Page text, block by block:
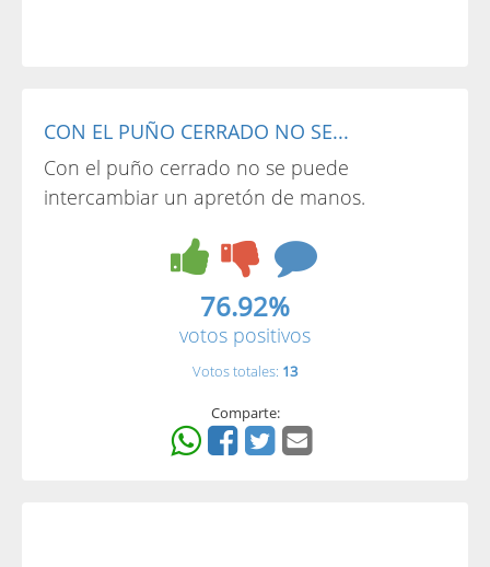
CON EL PUÑO CERRADO NO SE...
Con el puño cerrado no se puede
intercambiar un apretón de manos.
76.92%
votos positivos
Votos totales: 13
Comparte: